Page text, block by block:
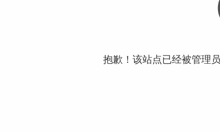
抱歉！该站点已经被管理